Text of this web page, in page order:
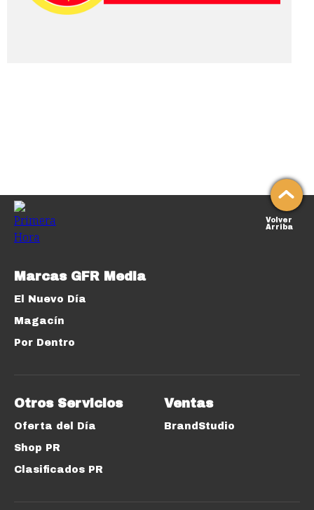
Volver
Arriba
Marcas GFR Media
El Nuevo Día
Magacín
Por Dentro
Otros Servicios
Oferta del Día
Shop PR
Clasificados PR
Ventas
BrandStudio